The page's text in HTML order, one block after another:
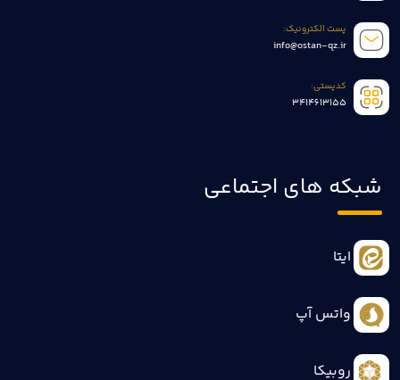
پست الکترونیک:
info@ostan-qz.ir
کدپستی:
3414613155
شبکه های اجتماعی
ایتا
واتس آپ
روبیکا